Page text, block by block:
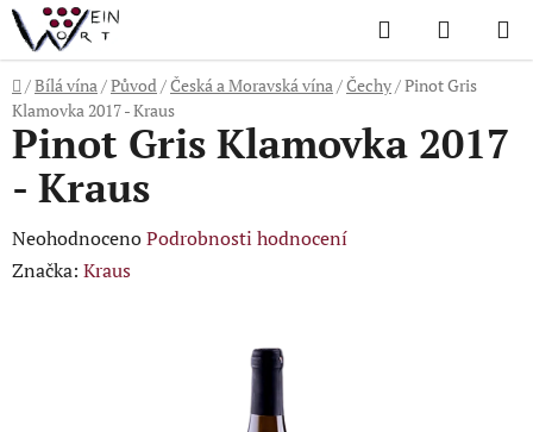
Přejít
na
obsah
Hledat
KOŠÍK
Domů
/Bílá vína/Původ/Česká a Moravská vína/Čechy/Pinot Gris
Klamovka 2017 - Kraus
Pinot Gris Klamovka 2017
- Kraus
Průměrné
hodnocení
NeohodnocenoPodrobnosti hodnocení
Značka: Kraus